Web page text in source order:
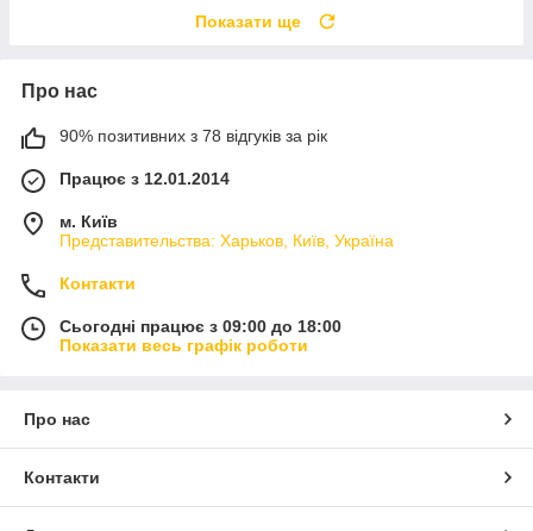
Показати ще
Про нас
90% позитивних з 78 відгуків за рік
Працює з 12.01.2014
м. Київ
Представительства: Харьков, Київ, Україна
Контакти
Сьогодні працює з 09:00 до 18:00
Показати весь графік роботи
Про нас
Контакти